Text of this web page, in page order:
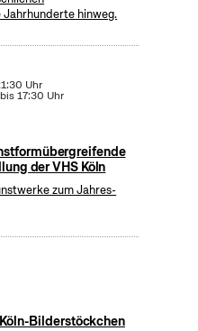
hinweg.
Uhr
17:30 Uhr
der VHS Köln
zum Jahres-
Bilderstöckchen